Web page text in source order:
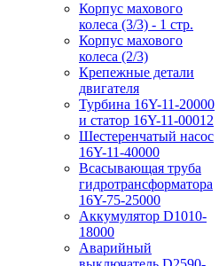
Корпус махового
колеса (3/3) - 1 стр.
Корпус махового
колеса (2/3)
Крепежные детали
двигателя
Турбина 16Y-11-20000
и статор 16Y-11-00012
Шестеренчатый насос
16Y-11-40000
Всасывающая труба
гидротрансформатора
16Y-75-25000
Аккумулятор D1010-
18000
Аварийный